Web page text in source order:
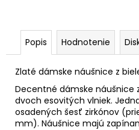
Popis Hodnotenie
Zlaté dámske náušnice z
Decentné dámske náušnice
dvoch esovitých vlniek.
osadených šesť zirkónov
mm). Náušnice majú